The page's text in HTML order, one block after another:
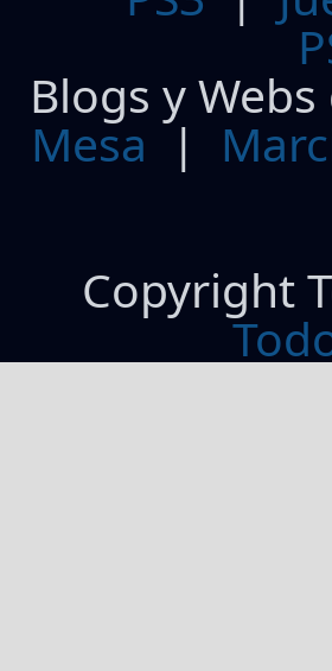
Blogs y
Mesa |
Copyright